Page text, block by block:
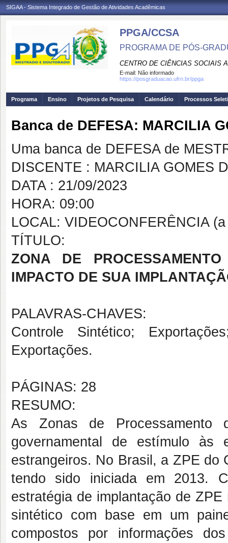
SIGAA - Sistema Integrado de Gestão de Atividades Acadêmicas
PPGA/CCSA
PROGRAMA DE PÓS-
CENTRO DE CIÊNCIAS SOCIAIS
E-mail: Não informado
https://posgraduacao.ufrn.br/ppga
Programa Ensino Projetos de Pesquisa Calendário Processos
Banca de DEFESA: MARCILIA
Uma banca de DEFESA de
DISCENTE : MARCILIA GOMES
DATA : 21/09/2023
HORA: 09:00
LOCAL: VIDEOCONFERÊNCIA
TÍTULO:
ZONA DE
IMPACTO DE SUA
PALAVRAS-CHAVES:
Controle Sintético;
Exportações.
PÁGINAS: 28
RESUMO:
As Zonas de Processamento
governamental de estímulo às
estrangeiros. No Brasil, a ZPE do
tendo sido iniciada em 2013.
estratégia de implantação de
sintético com base em um
compostos por informações